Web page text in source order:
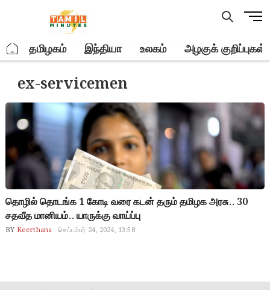
M
u
o
. தமிழகம் இந்தியா உலகம் அழகுக் குறிப்புகள்
ex-servicemen
தொழில் தொடங்க 1 கோடி வரை கடன் தரும் தமிழக அரசு.. 30
சதவீத மானியம்.. யாருக்கு வாய்ப்பு
BY Keerthana செப்டம்பர் 24, 2024, 13:58